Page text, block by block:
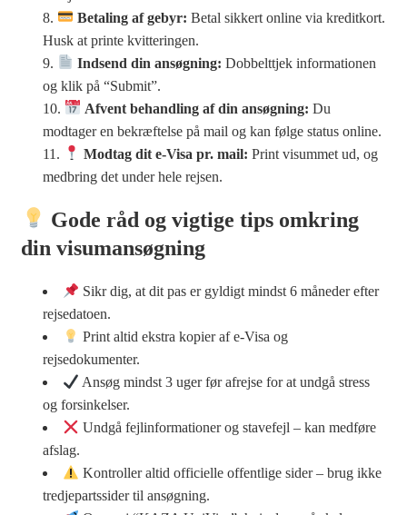
Betaling af gebyr: Betal sikkert online via kreditkort.
Husk at printe kvitteringen.
Indsend din ansøgning: Dobbelttjek informationen
og klik på “Submit”.
Afvent behandling af din ansøgning: Du
modtager en bekræftelse på mail og kan følge status online.
Modtag dit e-Visa pr. mail: Print visummet ud, og
medbring det under hele rejsen.
Gode råd og vigtige tips omkring
din visumansøgning
Sikr dig, at dit pas er gyldigt mindst 6 måneder efter
rejsedatoen.
Print altid ekstra kopier af e-Visa og
rejsedokumenter.
Ansøg mindst 3 uger før afrejse for at undgå stress
og forsinkelser.
Undgå fejlinformationer og stavefejl – kan medføre
afslag.
Kontroller altid officielle offentlige sider – brug ikke
tredjepartssider til ansøgning.